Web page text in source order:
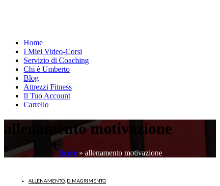
Home
I Miei Video-Corsi
Servizio di Coaching
Chi è Umberto
Blog
Attrezzi Fitness
Il Tuo Account
Carrello
allenamento motivazione
Home » allenamento motivazione
ALLENAMENTO DIMAGRIMENTO